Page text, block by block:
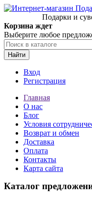
Подарки и
Корзина ждет
Выберите любое
Найти
Вход
Регистрация
Главная
О нас
Блог
Условия
Возврат и обмен
Доставка
Оплата
Контакты
Карта сайта
Каталог